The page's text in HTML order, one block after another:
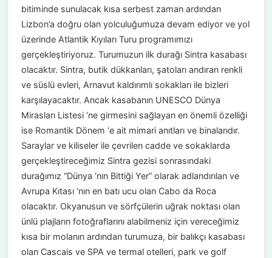
bitiminde sunulacak kısa serbest zaman ardından
Lizbon’a doğru olan yolculuğumuza devam ediyor ve yol
üzerinde Atlantik Kıyıları Turu programımızı
gerçekleştiriyoruz. Turumuzun ilk durağı Sintra kasabası
olacaktır. Sintra, butik dükkanları, şatoları andıran renkli
ve süslü evleri, Arnavut kaldırımlı sokakları ile bizleri
karşılayacaktır. Ancak kasabanın UNESCO Dünya
Mirasları Listesi ‘ne girmesini sağlayan en önemli özelliği
ise Romantik Dönem ‘e ait mimari anıtları ve binalarıdır.
Saraylar ve kiliseler ile çevrilen cadde ve sokaklarda
gerçekleştireceğimiz Sintra gezisi sonrasındaki
durağımız “Dünya ‘nın Bittiği Yer” olarak adlandırılan ve
Avrupa Kıtası ‘nın en batı ucu olan Cabo da Roca
olacaktır. Okyanusun ve sörfçülerin uğrak noktası olan
ünlü plajların fotoğraflarını alabilmeniz için vereceğimiz
kısa bir molanın ardından turumuza, bir balıkçı kasabası
olan Cascais ve SPA ve termal otelleri, park ve golf